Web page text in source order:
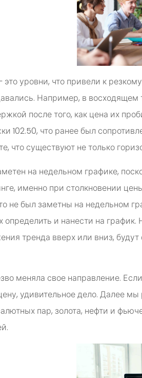
это уровни, что привели к
Например, в
после того, как цена их
102.50, что ранее был
что существуют не только
на недельном графике,
именно при столкновении
не был заметны на недельном
и нанести на
тренда вверх или вниз,
меняла свое направление.
удивительное дело. Далее
пар, золота, нефти и